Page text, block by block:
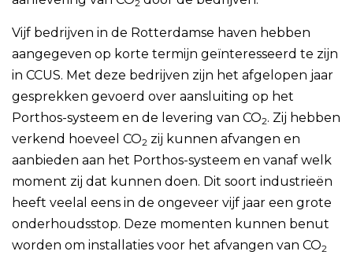
2
Vijf bedrijven in de Rotterdamse haven hebben
aangegeven op korte termijn geïnteresseerd te zijn
in CCUS. Met deze bedrijven zijn het afgelopen jaar
gesprekken gevoerd over aansluiting op het
Porthos-systeem en de levering van CO2. Zij hebben
verkend hoeveel CO2 zij kunnen afvangen en
aanbieden aan het Porthos-systeem en vanaf welk
moment zij dat kunnen doen. Dit soort industrieën
heeft veelal eens in de ongeveer vijf jaar een grote
onderhoudsstop. Deze momenten kunnen benut
worden om installaties voor het afvangen van CO2